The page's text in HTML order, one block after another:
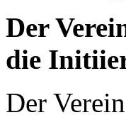
Der
die
Der